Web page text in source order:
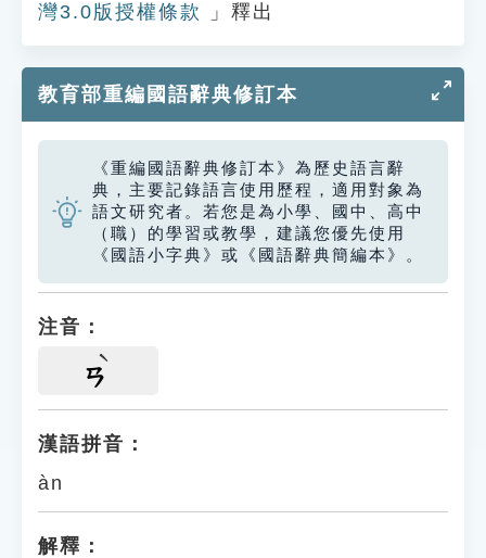
灣3.0版授權條款
」釋出
教育部重編國語辭典修訂本
《重編國語辭典修訂本》為歷史語言辭
典，主要記錄語言使用歷程，適用對象為
語文研究者。若您是為小學、國中、高中
（職）的學習或教學，建議您優先使用
《國語小字典》或《國語辭典簡編本》。
注音：
ㄢ
漢語拼音：
àn
解釋：